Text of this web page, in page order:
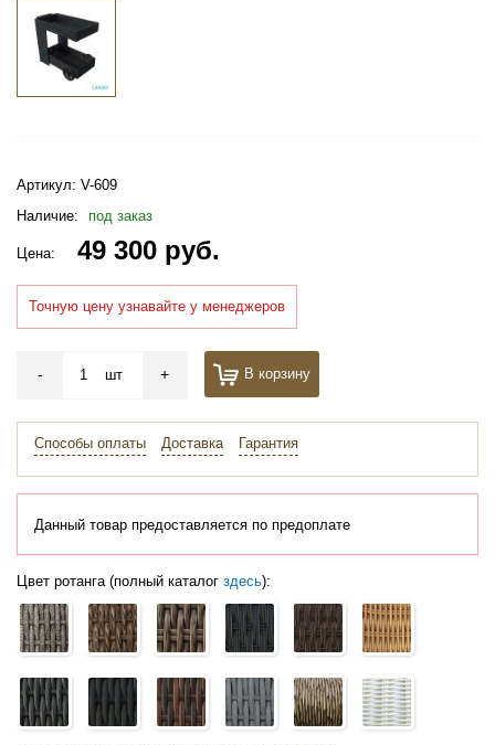
Артикул: V-609
Наличие:
под заказ
Цена: 49 300 руб.
Точную цену узнавайте у менеджеров
- шт + В корзину
Способы оплаты Доставка Гарантия
Данный товар предоставляется по предоплате
Цвет ротанга (полный каталог здесь):